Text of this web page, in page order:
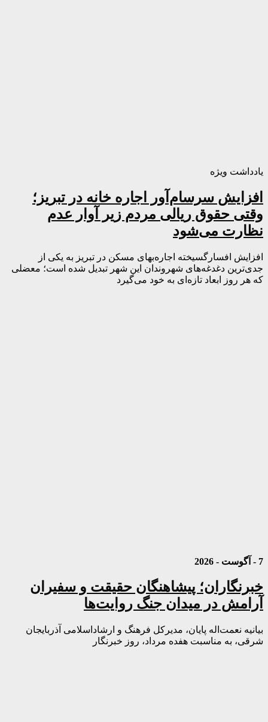
یادداشت ویژه
افزایش سرسام‌آور اجاره خانه در تبریز؛
وقتی حقوق ریالی مردم زیر آوار عدم
نظارت می‌شود
افزایش افسارگسیخته اجاره‌بهای مسکن در تبریز به یکی از
جدی‌ترین دغدغه‌های شهروندان این شهر تبدیل شده است؛ معضلی
که هر روز ابعاد تازه‌ای به خود می‌گیرد
7 - آگوست - 2026
خبرنگاران؛ پیشاهنگان حقیقت و سفیران
آرامش در میدان جنگ روایت‌ها
بیانیه نعمت‌اله پایان، مدیرکل فرهنگ و ارشاداسلامی آذربایجان
شرقی، به مناسبت هفده مرداد، روز خبرنگار